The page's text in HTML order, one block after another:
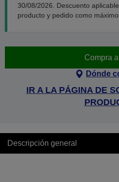
30/08/2026. Descuento
producto y pedido como máximo.
Compra
Dónde
IR A LA PÁGINA DE
Descripción general